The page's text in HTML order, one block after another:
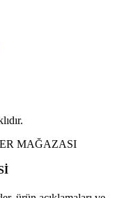
MAĞAZASI